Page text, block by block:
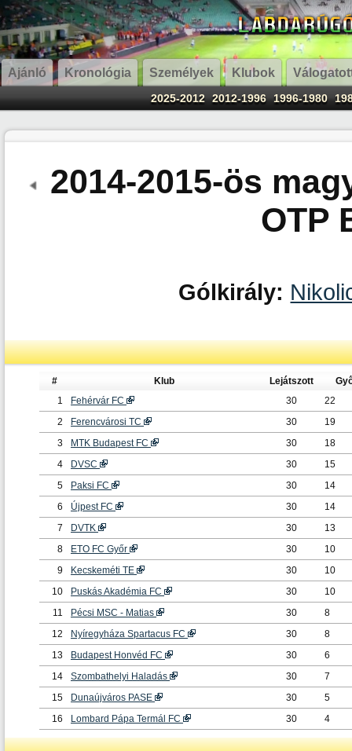
Ajánló Kronológia Személyek Klubok
2025-2012 2012-1996 1996-1980
2014-2015-ös
OTP
Gólkirály:
# Klub Lejátszott
1
Fehérvár FC 30
22
2
Ferencvárosi TC 30
19
3
MTK Budapest FC 30
18
4
DVSC 30
15
5
Paksi FC 30
14
6
Újpest FC 30
14
7
DVTK 30
13
8
ETO FC Győr 30
10
9
Kecskeméti TE 30
10
10
Puskás Akadémia FC 30
10
11
Pécsi MSC - Matias 30
8
12
Nyíregyháza Spartacus FC 30
8
13
Budapest Honvéd FC 30
6
14
Szombathelyi Haladás 30
7
15
Dunaújváros PASE 30
5
16
Lombard Pápa Termál FC 30 4